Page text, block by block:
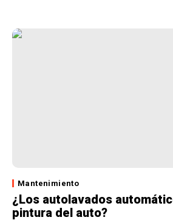
Mantenimiento
¿Los autolavados
pintura del auto?